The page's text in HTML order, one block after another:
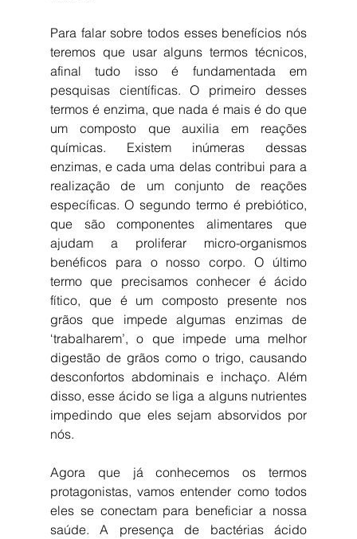
Para falar sobre todos esses benefícios nós
teremos que usar alguns termos técnicos,
afinal tudo isso é fundamentada em
pesquisas científicas. O primeiro desses
termos é enzima, que nada é mais é do que
um composto que auxilia em reações
químicas. Existem inúmeras dessas
enzimas, e cada uma delas contribui para a
realização de um conjunto de reações
específicas. O segundo termo é prebiótico,
que são componentes alimentares que
ajudam a proliferar micro-organismos
benéficos para o nosso corpo. O último
termo que precisamos conhecer é ácido
fítico, que é um composto presente nos
grãos que impede algumas enzimas de
‘trabalharem’, o que impede uma melhor
digestão de grãos como o trigo, causando
desconfortos abdominais e inchaço. Além
disso, esse ácido se liga a alguns nutrientes
impedindo que eles sejam absorvidos por
nós.
Agora que já conhecemos os termos
protagonistas, vamos entender como todos
eles se conectam para beneficiar a nossa
saúde. A presença de bactérias ácido